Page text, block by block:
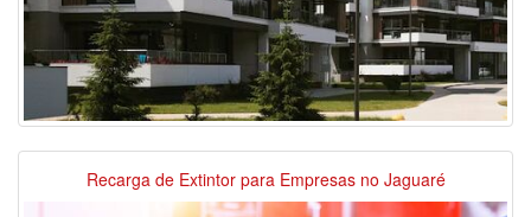
Recarga de Extintor para Empresas no Jaguaré